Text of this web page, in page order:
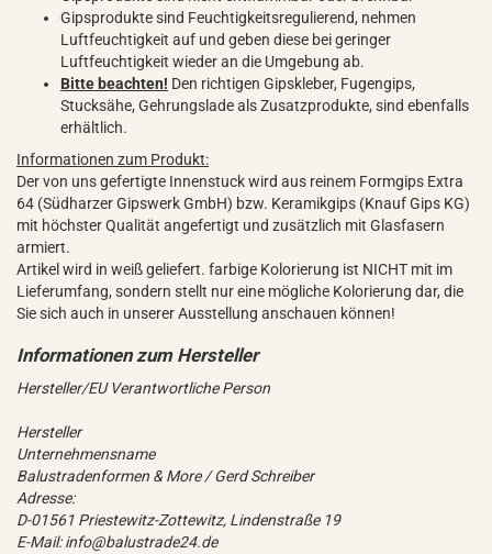
Gipsprodukte sind Feuchtigkeitsregulierend, nehmen
Luftfeuchtigkeit auf und geben diese bei geringer
Luftfeuchtigkeit wieder an die Umgebung ab.
Bitte beachten! Den richtigen Gipskleber, Fugengips,
Stucksähe, Gehrungslade als Zusatzprodukte, sind ebenfalls
erhältlich.
Informationen zum Produkt:
Der von uns gefertigte Innenstuck wird aus reinem Formgips Extra
64 (Südharzer Gipswerk GmbH) bzw. Keramikgips (Knauf Gips KG)
mit höchster Qualität angefertigt und zusätzlich mit Glasfasern
armiert.
Artikel wird in weiß geliefert. farbige Kolorierung ist NICHT mit im
Lieferumfang, sondern stellt nur eine mögliche Kolorierung dar, die
Sie sich auch in unserer Ausstellung anschauen können!
Hersteller/EU Verantwortliche Person
Hersteller
Unternehmensname
Balustradenformen & More / Gerd Schreiber
Adresse:
D-01561 Priestewitz-Zottewitz, Lindenstraße 19
E-Mail: info@balustrade24.de